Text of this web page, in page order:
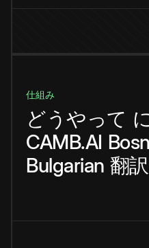
仕組み
どうやって
CAMB.AI
Bulgarian 翻